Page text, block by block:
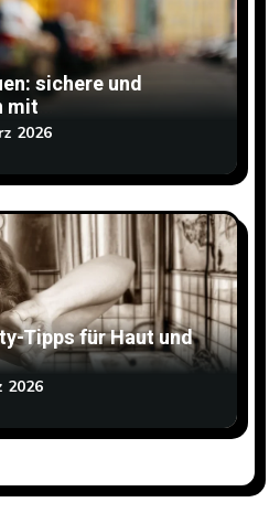
sichere und
mit
2026
Tipps für Haut und
2026